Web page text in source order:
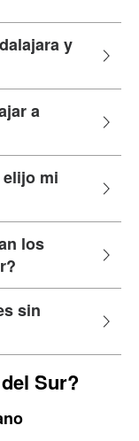
y
a
mi
los
sin
Sur?